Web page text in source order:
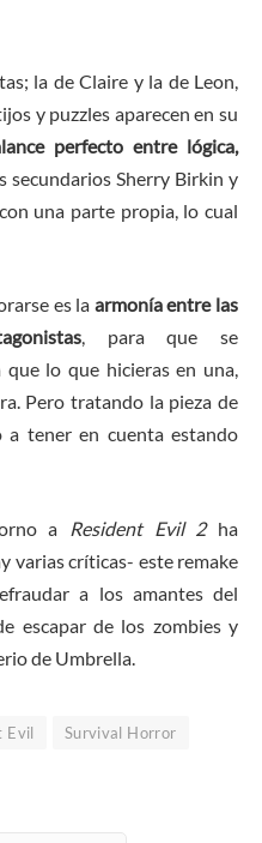
la de Claire y la de Leon,
y puzzles aparecen en su
perfecto entre lógica,
secundarios Sherry Birkin y
una parte propia, lo cual
es la armonía entre las
, para que se
lo que hicieras en una,
Pero tratando la pieza de
a tener en cuenta estando
a Resident Evil 2ha
varias críticas- este remake
a los amantes del
escapar de los zombies y
de Umbrella.
Evil
Survival Horror